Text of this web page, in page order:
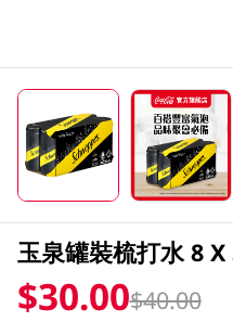
玉泉罐裝梳打水 8
$30.00$40.00